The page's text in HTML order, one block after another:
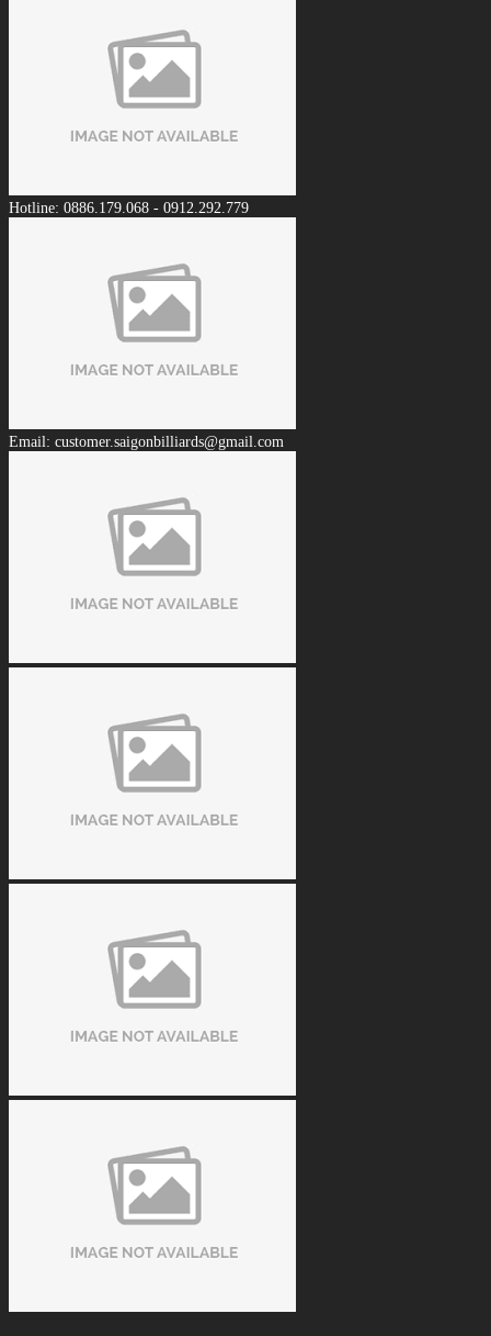
Hotline: 0886.179.068 - 0912.292.779
Email: customer.saigonbilliards@gmail.com